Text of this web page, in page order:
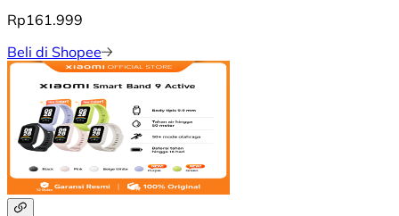
Rp161.999
Beli di Shopee